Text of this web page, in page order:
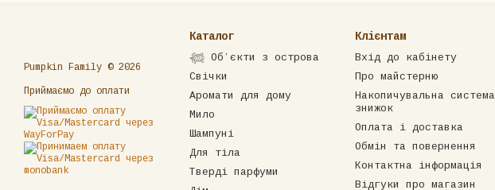
Pumpkin Family © 2026
Приймаємо до оплати
Каталог
𓆉 Обʼєкти з острова
Свічки
Аромати для дому
Мило
Шампуні
Для тіла
Тверді парфуми
Клієнтам
Вхід до кабінету
Про майстерню
Накопичувальна система
знижок
Оплата і доставка
Обмін та повернення
Контактна інформація
Відгуки про магазин